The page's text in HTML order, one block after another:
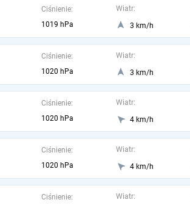
Ciśnienie:
1019 hPa
Wiatr:
3 km/h
Ciśnienie:
1020 hPa
Wiatr:
3 km/h
Ciśnienie:
1020 hPa
Wiatr:
4 km/h
Ciśnienie:
1020 hPa
Wiatr:
4 km/h
Ciśnienie:
Wiatr: